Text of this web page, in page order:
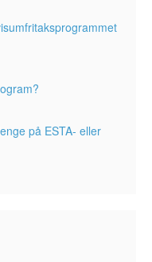
på ESTA- eller